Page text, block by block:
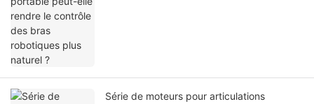
Série de moteurs pour articulations